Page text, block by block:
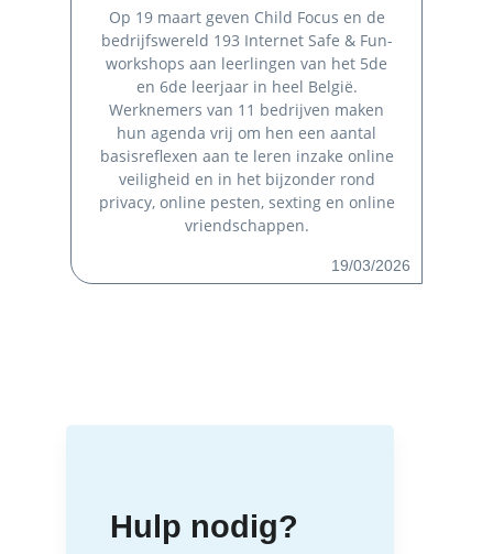
Op 19 maart geven Child Focus en de
bedrijfswereld 193 Internet Safe & Fun-
workshops aan leerlingen van het 5de
en 6de leerjaar in heel België.
Werknemers van 11 bedrijven maken
hun agenda vrij om hen een aantal
basisreflexen aan te leren inzake online
veiligheid en in het bijzonder rond
privacy, online pesten, sexting en online
vriendschappen.
19/03/2026
Hulp nodig?